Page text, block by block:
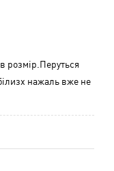
розмір.Перуться
нажаль вже не